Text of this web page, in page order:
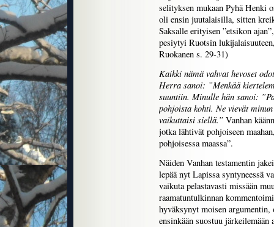
selityksen mukaan Pyhä Henki
oli ensin juutalaisilla, sitten
Saksalle erityisen ”etsikon
pesiytyi Ruotsin
Ruokanen s. 29-31)
Kaikki nämä vahvat hevoset
Herra sanoi: ”Menkää
suuntiin. Minulle hän sanoi:
pohjoista kohti. Ne vievät
vaikuttaisi siellä.” Vanhan
jotka lähtivät pohjoiseen
pohjoisessa maassa”.
Näiden Vanhan testamentin
lepää nyt Lapissa syntyneessä
vaikuta pelastavasti missään
raamatuntulkinnan
hyväksynyt moisen argumentin,
ensinkään suostuu järkeilemään